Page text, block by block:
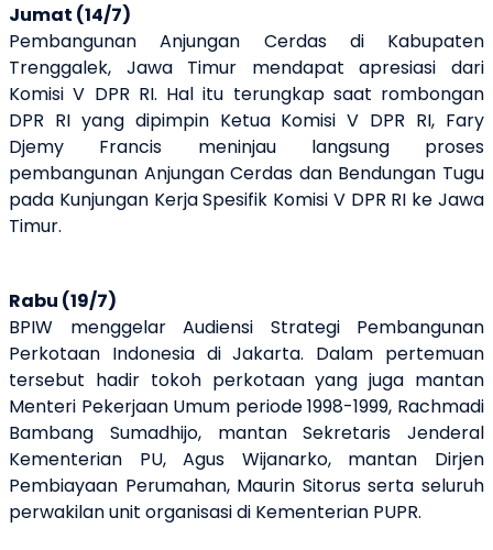
Jumat (14/7)
Pembangunan Anjungan Cerdas di Kabupaten
Trenggalek, Jawa Timur mendapat apresiasi dari
Komisi V DPR RI. Hal itu terungkap saat rombongan
DPR RI yang dipimpin Ketua Komisi V DPR RI, Fary
Djemy Francis meninjau langsung proses
pembangunan Anjungan Cerdas dan Bendungan Tugu
pada Kunjungan Kerja Spesifik Komisi V DPR RI ke Jawa
Timur.
Rabu (19/7)
BPIW menggelar Audiensi Strategi Pembangunan
Perkotaan Indonesia di Jakarta. Dalam pertemuan
tersebut hadir tokoh perkotaan yang juga mantan
Menteri Pekerjaan Umum periode 1998-1999, Rachmadi
Bambang Sumadhijo, mantan Sekretaris Jenderal
Kementerian PU, Agus Wijanarko, mantan Dirjen
Pembiayaan Perumahan, Maurin Sitorus serta seluruh
perwakilan unit organisasi di Kementerian PUPR.